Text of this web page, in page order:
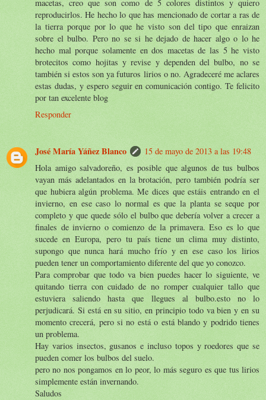
macetas, creo que son como de 5 colores distintos y quiero
reproducirlos. He hecho lo que has mencionado de cortar a ras de
la tierra porque por lo que he visto son del tipo que enraizan
sobre el bulbo. Pero no se si he dejado de hacer algo o lo he
hecho mal porque solamente en dos macetas de las 5 he visto
brotecitos como hojitas y revise y dependen del bulbo, no se
también si estos son ya futuros lirios o no. Agradeceré me aclares
estas dudas, y espero seguir en comunicación contigo. Te felicito
por tan excelente blog
Responder
José María Yáñez Blanco
15 de mayo de 2013 a las 19:48
Hola amigo salvadoreño, es posible que algunos de tus bulbos
vayan más adelantados en la brotación, pero también podría ser
que hubiera algún problema. Me dices que estáis entrando en el
invierno, en ese caso lo normal es que la planta se seque por
completo y que quede sólo el bulbo que debería volver a crecer a
finales de invierno o comienzo de la primavera. Eso es lo que
sucede en Europa, pero tu país tiene un clima muy distinto,
supongo que nunca hará mucho frío y en ese caso los lirios
pueden tener un comportamiento diferente del que yo conozco.
Para comprobar que todo va bien puedes hacer lo siguiente, ve
quitando tierra con cuidado de no romper cualquier tallo que
estuviera saliendo hasta que llegues al bulbo.esto no lo
perjudicará. Si está en su sitio, en principio todo va bien y en su
momento crecerá, pero si no está o está blando y podrido tienes
un problema.
Hay varios insectos, gusanos e incluso topos y roedores que se
pueden comer los bulbos del suelo.
pero no nos pongamos en lo peor, lo más seguro es que tus lirios
simplemente están invernando.
Saludos